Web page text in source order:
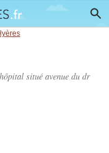
situé avenue du dr